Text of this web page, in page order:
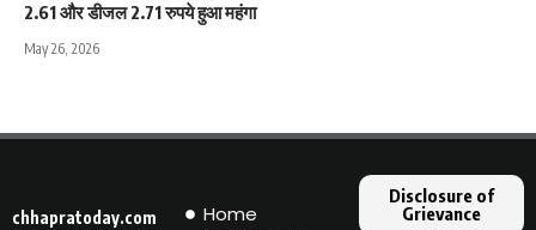
2.61 और डीजल 2.71 रुपये हुआ महंगा
May 26, 2026
chhapratoday.com
Home
Disclosure of
Grievance